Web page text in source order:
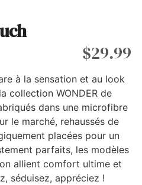
$29.99
à la sensation et au look
collection WONDER de
dans une microfibre
le marché, rehaussés de
placées pour un
parfaits, les modèles
allient comfort ultime et
séduisez, appréciez !